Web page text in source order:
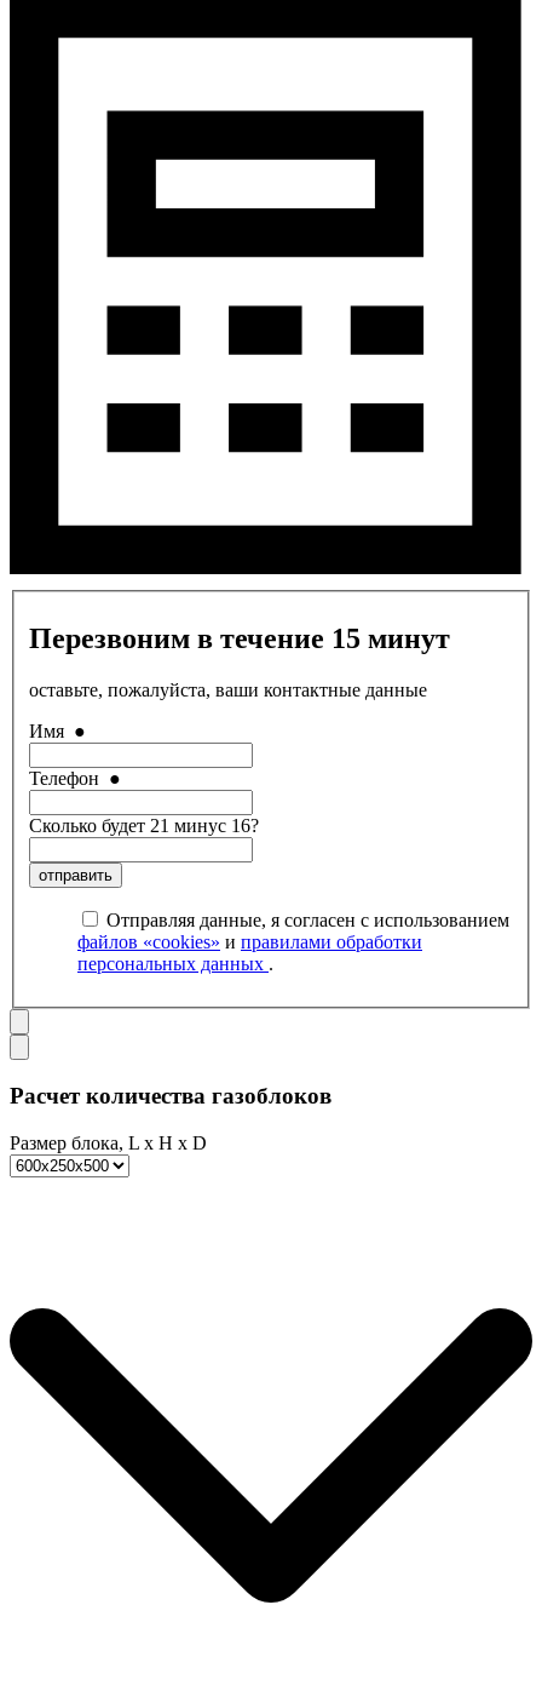
Перезвоним в течение 15 минут
оставьте, пожалуйста, ваши контактные данные
Имя ●
Телефон ●
Сколько будет 21 минус 16?
отправить
Отправляя данные, я согласен с использованием
файлов «cookies» и правилами обработки
персональных данных .
Расчет количества газоблоков
Размер блока, L x H x D